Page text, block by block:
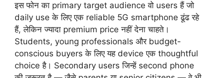
इस फोन का primary target audience वो users हैं जो
daily use के लिए एक reliable 5G smartphone ढूंढ रहे
हैं, लेकिन ज्यादा premium price नहीं देना चाहते।
Students, young professionals और budget-
conscious buyers के लिए यह device एक thoughtful
choice है। Secondary users जिन्हें second phone